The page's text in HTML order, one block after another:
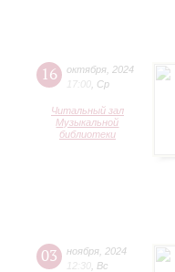
16 октября 2024
17:00 Ср
Читальный зал
Музыкальной
библиотеки
03 ноября 2024
12:30 Вс